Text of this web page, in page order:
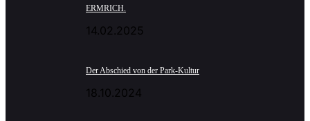
ERMRICH.
14.02.2025
Der Abschied von der Park-Kultur
18.10.2024